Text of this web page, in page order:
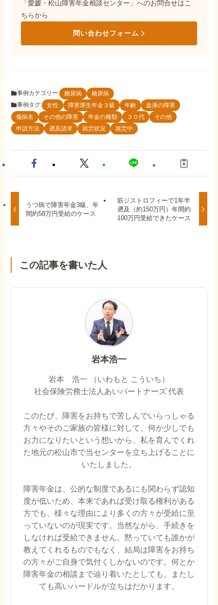
「愛媛・松山障害年金相談センター」へのお問合せはこ
ちらから
問い合わせフォーム
事例カテゴリー: 糖尿病
糖尿病
事例タグ:
女性 障害厚生年金３級 年齢
血液の障害
傷病名
その他の障害 年金の種類 ３０代
その他
申請方法
遡及請求 就労状況 就労中
うつ病で障害年金3級、年
間約58万円受給のケース
筋ジストロフィーで1年半
遡及（約150万円）年間約
100万円受給できたケース
この記事を書いた人
岩本浩一
岩本 浩一 （いわもと こういち）
社会保険労務士法人あいパートナーズ 代表
このたび、障害をお持ちで苦しんでいらっしゃる
方々やそのご家族の皆様に対して、何か少しでも
お力になりたいという想いから、私を育んでくれ
た地元の松山市で当センターを立ち上げることに
いたしました。
障害年金は、公的な制度であるにも関わらず認知
度が低いため、本来であれば受け取る権利がある
方でも、様々な理由により多くの方々が受給に至
っていないのが現実です。当然ながら、手続きを
しなければ受給できません。黙っていても誰かが
教えてくれるものでもなく、結局は障害をお持ち
の方々がご自身で気付くしかないのです。何とか
障害年金の相談まで辿り着いたとしても、またし
ても高いハードルが立ちはだかります。